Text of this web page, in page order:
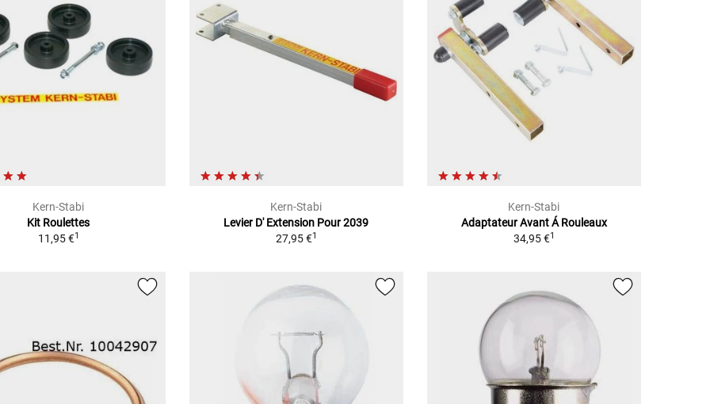
Kern-Stabi
Kit Roulettes
11,95 €1
Kern-Stabi
Levier D' Extension Pour 2039
27,95 €1
Kern-Stabi
Adaptateur Avant Á Rouleaux
34,95 €1